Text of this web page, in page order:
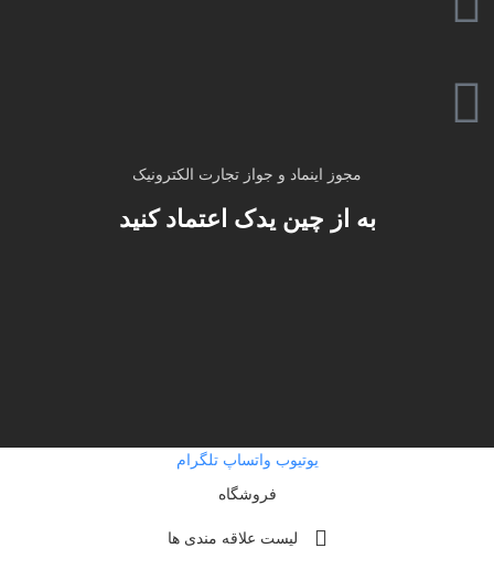
مجوز اینماد و جواز تجارت الکترونیک
به از چین یدک اعتماد کنید
یوتیوب واتساپ تلگرام
فروشگاه
لیست علاقه مندی ها